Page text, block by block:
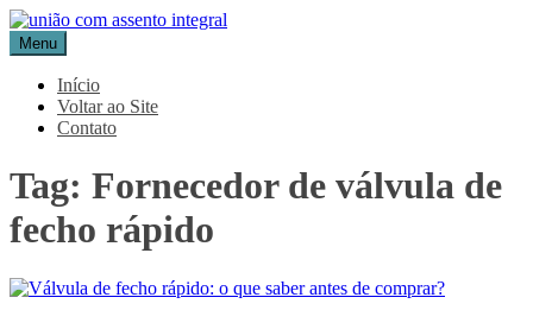
Pular
para
o
conteúdo
Blog Aceflan
Líder em Acessórios Industriais
Menu
Início
Voltar ao Site
Contato
Tag: Fornecedor de válvula de
fecho rápido